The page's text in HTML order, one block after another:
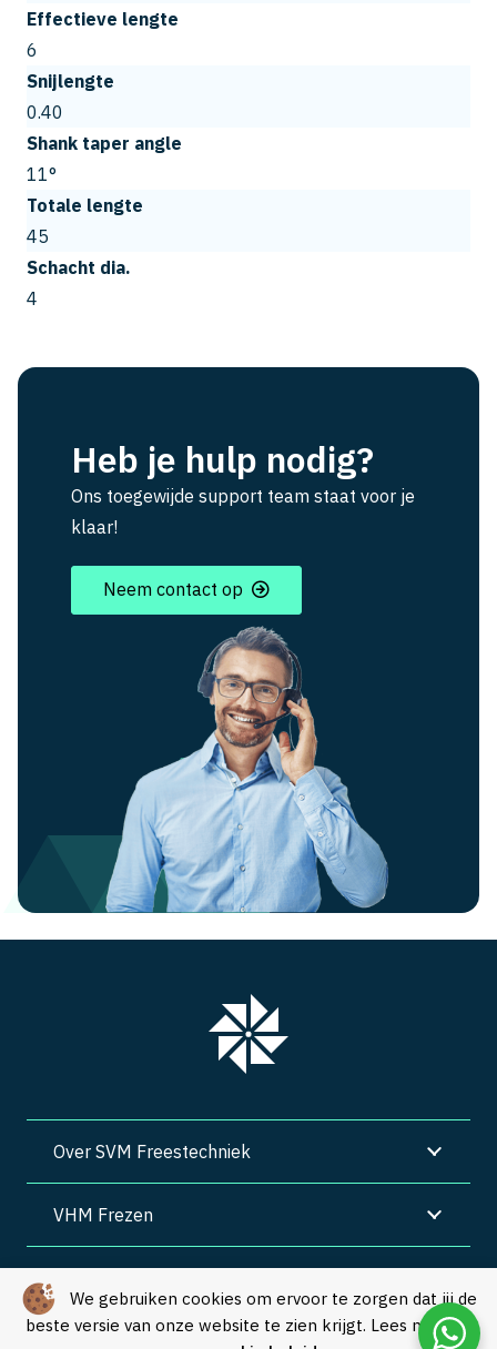
We gebruiken cookies om ervoor te zorgen dat jij de
beste versie van onze website te zien krijgt. Lees meer in
Effectieve lengte
6
Snijlengte
0.40
Shank taper angle
11°
Totale lengte
45
Schacht dia.
4
Heb je hulp nodig?
Ons toegewijde support team staat voor je
klaar!
Neem contact op
Over SVM Freestechniek
VHM Frezen
Algemene voorwaarden | Privacy